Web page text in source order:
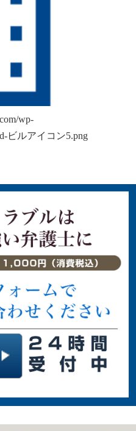
wp-
ビルアイコン5.png